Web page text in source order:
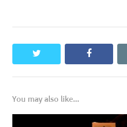
twitter facebook
You may also like...